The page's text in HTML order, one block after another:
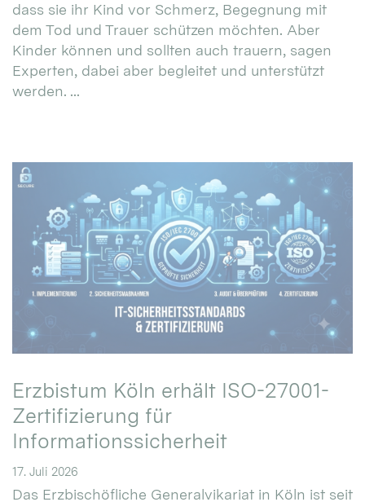
dass sie ihr Kind vor Schmerz, Begegnung mit
dem Tod und Trauer schützen möchten. Aber
Kinder können und sollten auch trauern, sagen
Experten, dabei aber begleitet und unterstützt
werden. ...
Erzbistum Köln erhält ISO-27001-
Zertifizierung für
Informationssicherheit
17. Juli 2026
Das Erzbischöfliche Generalvikariat in Köln ist seit